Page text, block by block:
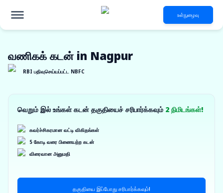
உள்நுழைவு
வணிகக் கடன் in Nagpur
RBI பதிவுசெய்யப்பட்ட NBFC
வெறும் இல் உங்கள் கடன் தகுதியைச் சரிபார்க்கவும் 2 நிமிடங்கள்!
கவர்ச்சிகரமான வட்டி விகிதங்கள்
5 கோடி வரை பிணையற்ற கடன்
விரைவான அனுமதி
தகுதியை இப்போது சரிபார்க்கவும்!